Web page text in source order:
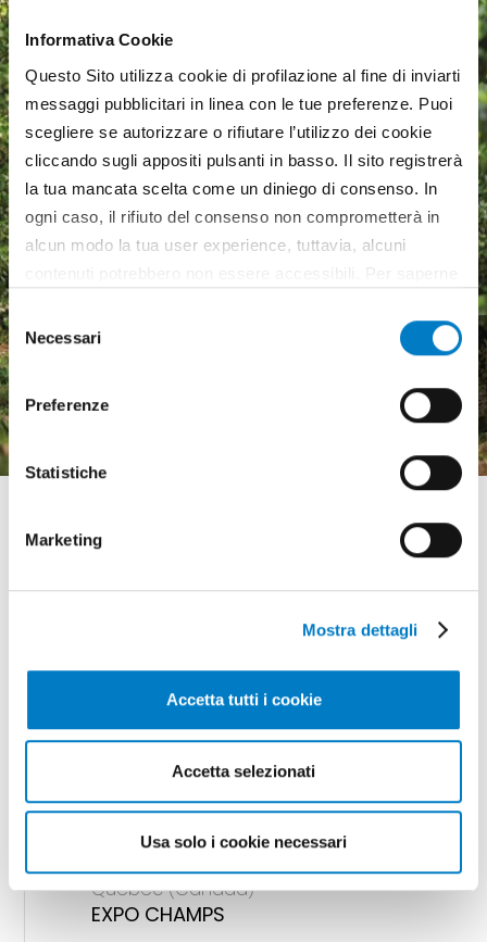
Informativa Cookie
Questo Sito utilizza cookie di profilazione al fine di inviarti
messaggi pubblicitari in linea con le tue preferenze. Puoi
scegliere se autorizzare o rifiutare l’utilizzo dei cookie
cliccando sugli appositi pulsanti in basso. Il sito registrerà
la tua mancata scelta come un diniego di consenso. In
ogni caso, il rifiuto del consenso non comprometterà in
alcun modo la tua user experience, tuttavia, alcuni
all’utilizzo di tutti, o solamente di alcuni di essi, ti
Selezione
del
consenso
Necessari
Preferenze
Statistiche
Marketing
Mostra dettagli
Accetta tutti i cookie
Accetta selezionati
Usa solo i cookie necessari
Macchine agricole, mercato
l'incertezza economica
GLI APPUNTAMENTI
della meccanizzazione
18 - 20 agosto 2026 Gunnedah, Nsw
(Australia)
18 - 20 agosto 2026 Saint-Hyacinthe,
Quebec (Canada)
EXPO CHAMPS